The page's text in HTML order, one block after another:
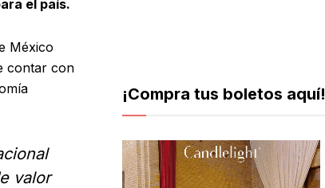
el país.
México
contar con
valor
¡Compra tus boletos aquí!